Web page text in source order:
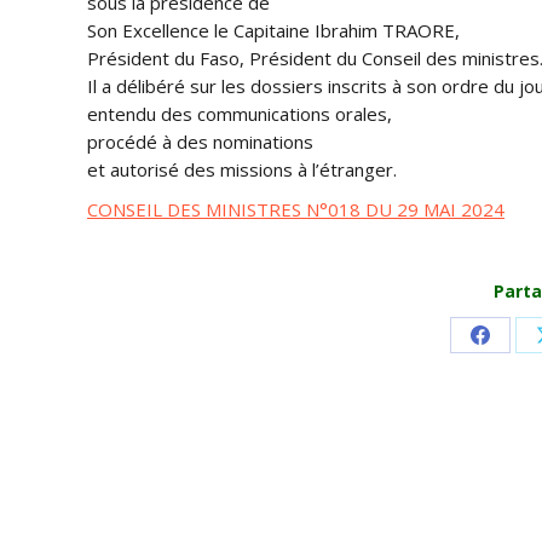
Son Excellence le Capitaine Ibrahim TRAORE,
Président du Faso, Président du Conseil des ministres.
Il a délibéré sur les dossiers inscrits à son ordre du
entendu des communications orales,
procédé à des nominations
et autorisé des missions à l’étranger.
CONSEIL DES MINISTRES N°018 DU 29 MAI 2024
Share